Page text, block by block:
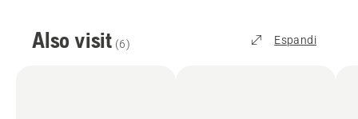
Also visit (6) Espandi